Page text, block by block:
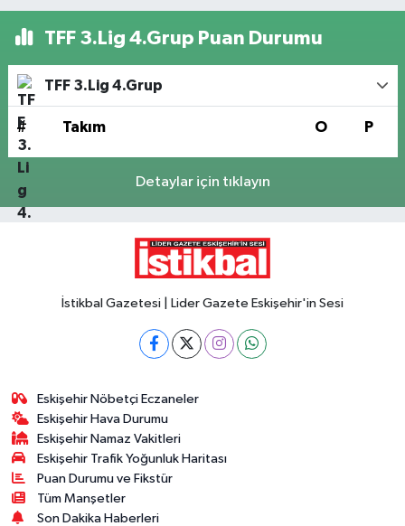
TFF 3.Lig 4.Grup Puan Durumu
TFF 3.Lig 4.Grup
# Takım O P
Detaylar için tıklayın
İstikbal Gazetesi | Lider Gazete Eskişehir'in Sesi
Eskişehir Nöbetçi Eczaneler
Eskişehir Hava Durumu
Eskişehir Namaz Vakitleri
Eskişehir Trafik Yoğunluk Haritası
Puan Durumu ve Fikstür
Tüm Manşetler
Son Dakika Haberleri